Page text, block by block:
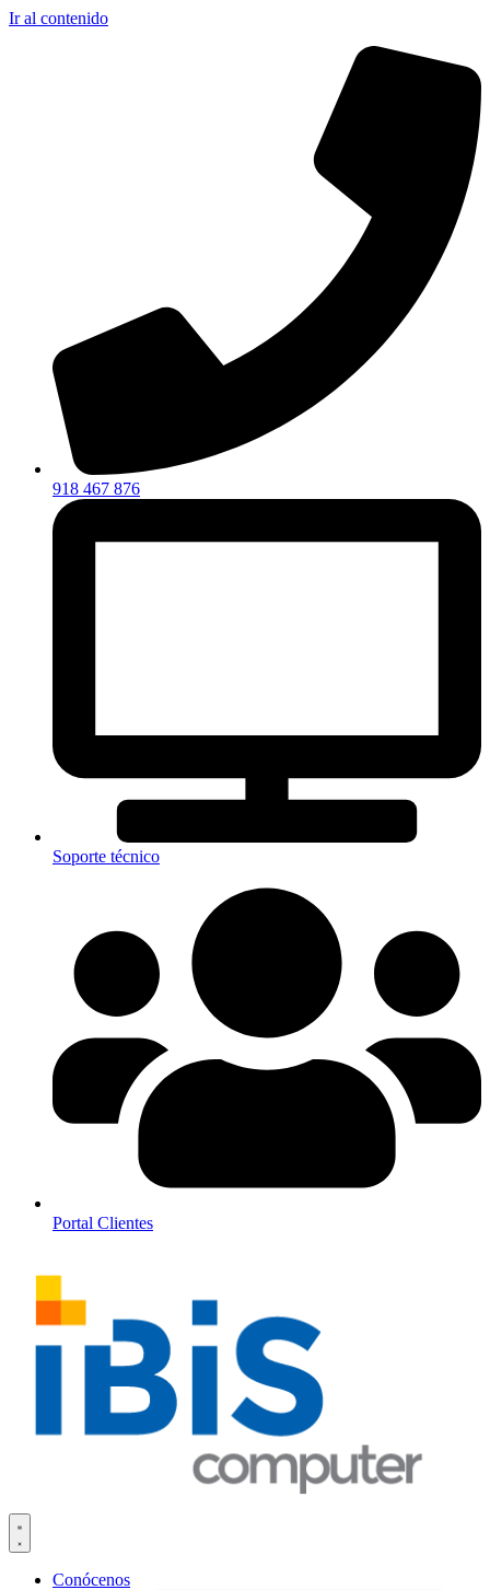
Ir al contenido
918 467 876
Soporte técnico
Portal Clientes
Conócenos